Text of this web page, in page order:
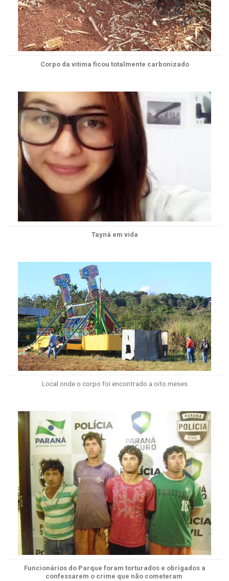
Corpo da vitima ficou totalmente carbonizado
Tayná em vida
Local onde o corpo foi encontrado a oito meses
Funcionários do Parque foram torturados e obrigados a
confessarem o crime que não cometeram